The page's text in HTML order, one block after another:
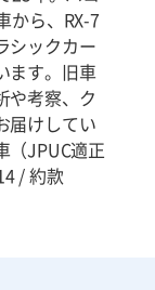
から、RX-7
シックカー
ます。旧車
や考察、ク
届けしてい
（JPUC適正
/ 約款